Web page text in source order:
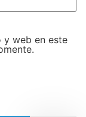
y web en este